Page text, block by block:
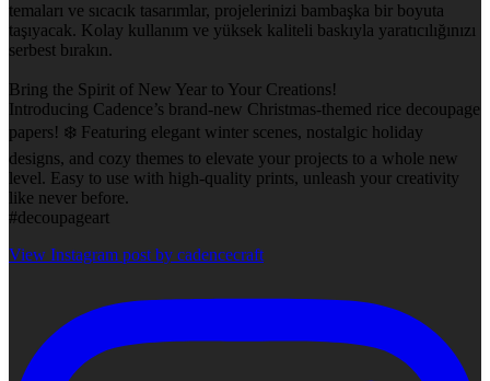
temaları ve sıcacık tasarımlar, projelerinizi bambaşka bir boyuta
taşıyacak. Kolay kullanım ve yüksek kaliteli baskıyla yaratıcılığınızı
serbest bırakın.
Bring the Spirit of New Year to Your Creations!
Introducing Cadence’s brand-new Christmas-themed rice decoupage
papers! ❄️ Featuring elegant winter scenes, nostalgic holiday
designs, and cozy themes to elevate your projects to a whole new
level. Easy to use with high-quality prints, unleash your creativity
like never before.
#decoupageart
View Instagram post by cadencecraft